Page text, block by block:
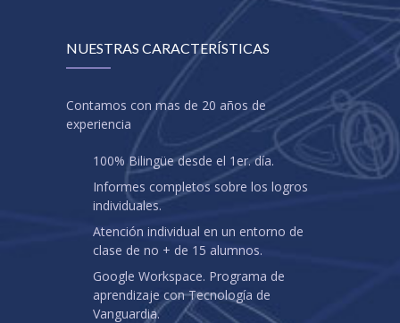
NUESTRAS CARACTERÍSTICAS
Contamos con mas de 20 años de
experiencia
100% Bilingüe desde el 1er. día.
Informes completos sobre los logros
individuales.
Atención individual en un entorno de
clase de no + de 15 alumnos.
Google Workspace. Programa de
aprendizaje con Tecnología de
Vanguardia.